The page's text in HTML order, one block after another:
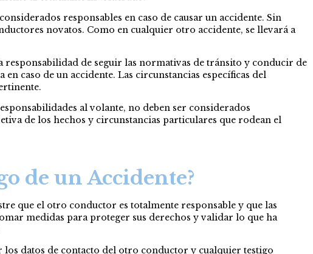
responsables en caso de causar un accidente. Sin
novatos. Como en cualquier otro accidente, se llevará a
de seguir las normativas de tránsito y conducir de
caso de un accidente. Las circunstancias específicas del
al volante, no deben ser considerados
de los hechos y circunstancias particulares que rodean el
de un Accidente?
que el otro conductor es totalmente responsable y que las
medidas para proteger sus derechos y validar lo que ha
datos de contacto del otro conductor y cualquier testigo